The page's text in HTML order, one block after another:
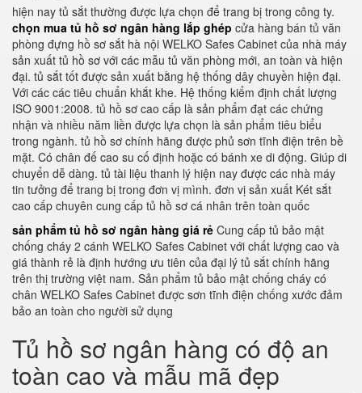
hiện nay tủ sắt thường được lựa chọn để trang bị trong công ty.
chọn mua tủ hồ sơ ngân hàng lắp ghép cửa hàng bán tủ văn
phòng đựng hồ sơ sắt hà nội WELKO Safes Cabinet của nhà máy
sản xuất tủ hồ sơ với các mẫu tủ văn phòng mới, an toàn và hiện
đại. tủ sắt tốt được sản xuất bằng hệ thống dây chuyền hiện đại.
Với các các tiêu chuẩn khắt khe. Hệ thống kiểm định chất lượng
ISO 9001:2008. tủ hồ sơ cao cấp là sản phẩm đạt các chứng
nhận và nhiều năm liền được lựa chọn là sản phẩm tiêu biểu
trong ngành. tủ hồ sơ chính hãng được phủ sơn tĩnh điện trên bề
mặt. Có chân đế cao su cố định hoặc có bánh xe di động. Giúp di
chuyển dễ dàng. tủ tài liệu thanh lý hiện nay được các nhà máy
tin tưởng để trang bị trong đơn vị mình. đơn vị sản xuất Két sắt
cao cấp chuyên cung cấp tủ hồ sơ cá nhân trên toàn quốc
sản phẩm tủ hồ sơ ngân hàng giá rẻ Cung cấp tủ bảo mật
chống cháy 2 cánh WELKO Safes Cabinet với chất lượng cao và
giá thành rẻ là định hướng ưu tiên của đại lý tủ sắt chính hãng
trên thị trường việt nam. Sản phẩm tủ bảo mật chống cháy có
chân WELKO Safes Cabinet được sơn tĩnh điện chống xước đảm
bảo an toàn cho người sử dụng
Tủ hồ sơ ngân hàng có độ an
toàn cao và mẫu mã đẹp